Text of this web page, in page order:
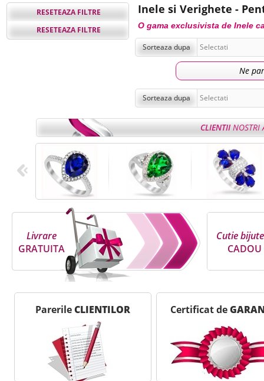
RESETEAZA FILTRE
RESETEAZA FILTRE
Inele si Verighete -
O gama exclusivista de Inele
Sorteaza dupa
Ne
Sorteaza dupa
CLIENTIINOSTRI
Livrare
GRATUITA
Cutie
CADOU
ParerileCLIENTILOR Certificat de